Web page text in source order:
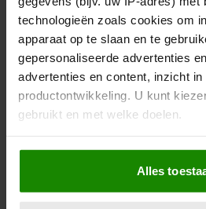
technologieën zoals cookies om
apparaat op te slaan en te
gepersonaliseerde advertenties
advertenties en content, inzicht in
productontwikkeling. U kunt
gebruikt en met welke doelen.
Als u het toestaat, willen we ook
Informatie verzamelen
locatie, die tot een paar
Alles